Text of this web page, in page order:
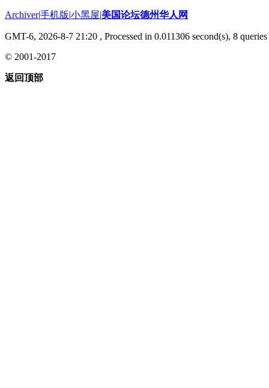
Archiver|手机版|小黑屋|美国论坛德州华人网
GMT-6, 2026-8-7 21:20 , Processed in 0.011306 second(s), 8 queries
© 2001-2017
返回顶部